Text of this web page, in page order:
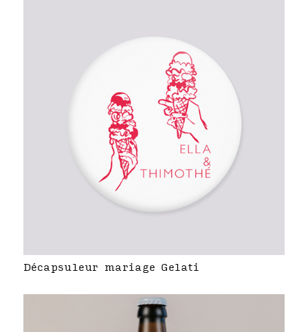
Décapsuleur mariage Gelati